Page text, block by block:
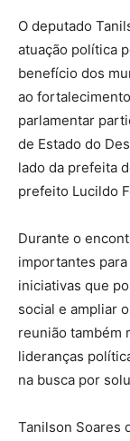
O deputado
atuação política
benefício dos
ao
parlamentar
de Estado do
lado da prefeita
prefeito Lucildo
Durante o
importantes
iniciativas que
social e ampliar
reunião também
lideranças
na busca por
Tanilson Soares